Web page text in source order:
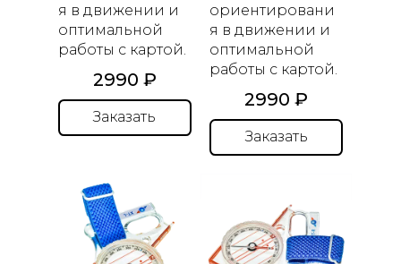
я в движении и
оптимальной
работы с картой.
2990 ₽
Заказать
ориентировани
я в движении и
оптимальной
работы с картой.
2990 ₽
Заказать